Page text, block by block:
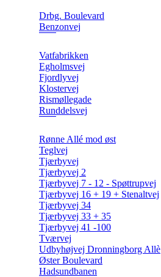
Drbg. Boulevard
Benzonvej
Vatfabrikken
Egholmsvej
Fjordlyvej
Klostervej
Rismøllegade
Runddelsvej
Rønne Allé mod øst
Teglvej
Tjærbyvej
Tjærbyvej 2
Tjærbyvej 7 - 12 - Spøttrupvej
Tjærbyvej 16 + 19 + Stenaltvej
Tjærbyvej 34
Tjærbyvej 33 + 35
Tjærbyvej 41 -100
Tværvej
Udbyhøjvej Dronningborg Allè
Øster Boulevard
Hadsundbanen